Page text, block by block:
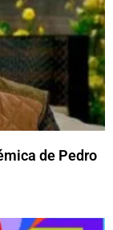
de Pedro